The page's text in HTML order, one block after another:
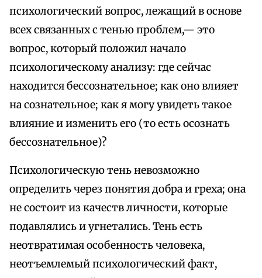
психологический вопрос, лежащий в основе
всех связанных с тенью проблем,— это
вопрос, который положил начало
психологическому анализу: где сейчас
находится бессознательное; как оно влияет
на сознательное; как я могу увидеть такое
влияние и изменить его (то есть осознать
бессознательное)?
Психологическую тень невозможно
определить через понятия добра и греха; она
не состоит из качеств личности, которые
подавлялись и угнетались. Тень есть
неотвратимая особенность человека,
неотъемлемый психологический факт,